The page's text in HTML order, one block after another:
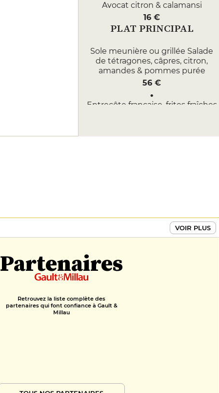
Avocat citron & calamansi
16 €
PLAT PRINCIPAL
Sole meunière ou grillée Salade
de tétragones, câpres, citron,
amandes & pommes purée
56 €
Entrecôte française, frites fraîches
44 €
FORMULES
Brunch du Bistrot Lumière
VOIR PLUS
Partenaires
Retrouvez la liste complète des
partenaires qui font confiance à Gault &
Millau